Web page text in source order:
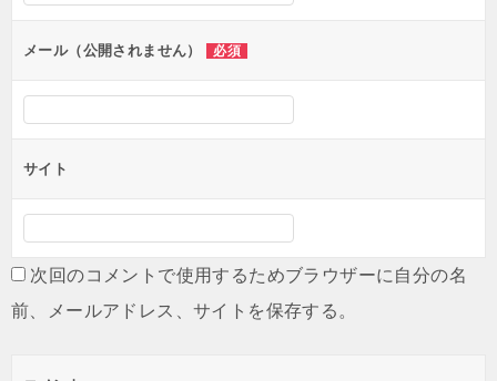
ョ
ンメール（公開されません） 必須
サイト
次回のコメントで使用するためブラウザーに自分の名
前、メールアドレス、サイトを保存する。